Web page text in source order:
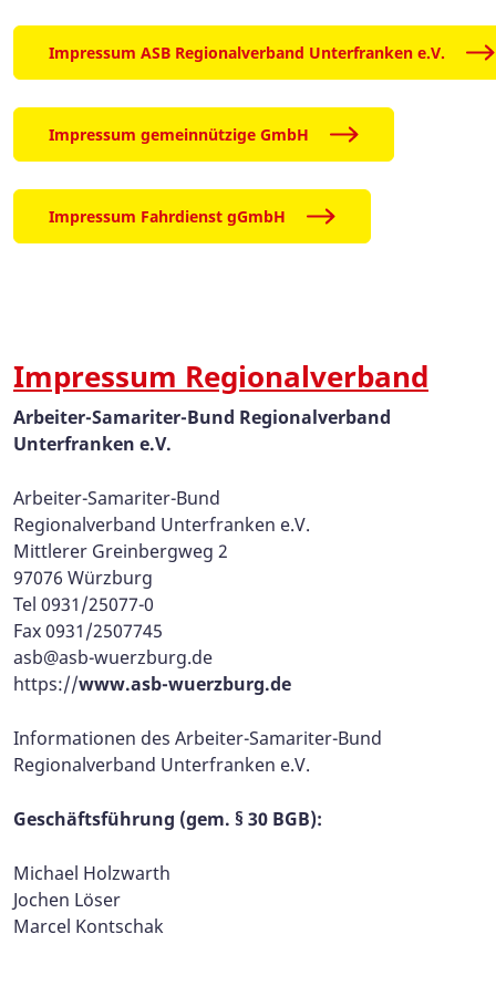
Impressum ASB Regionalverband Unterfranken e.V.
Impressum gemeinnützige GmbH
Impressum Fahrdienst gGmbH
Impressum Regionalverband
Arbeiter-Samariter-Bund Regionalverband
Unterfranken e.V.
Arbeiter-Samariter-Bund
Regionalverband Unterfranken e.V.
Mittlerer Greinbergweg 2
97076 Würzburg
Tel 0931/25077-0
Fax 0931/2507745
asb@asb-wuerzburg.de
https://www.asb-wuerzburg.de
Informationen des Arbeiter-Samariter-Bund
Regionalverband Unterfranken e.V.
Geschäftsführung (gem. § 30 BGB):
Michael Holzwarth
Jochen Löser
Marcel Kontschak